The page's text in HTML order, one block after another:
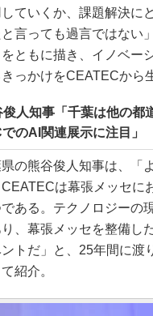
ていくか、課題解決に
言っても過言ではない
ともに描き、イノベー
っかけをCEATECから
人知事「千葉は他の都
でのAI関連展示に注目」
の熊谷俊人知事は、「
は幕張メッセに
ある。テクノロジーの
、幕張メッセを整備し
トだ」と、25年間に渡
紹介。